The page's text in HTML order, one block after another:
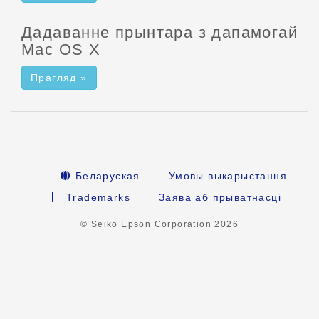
Дадаванне прынтара з дапамогай
Mac OS X
Прагляд »
Беларуская
Умовы выкарыстання
Trademarks
Заява аб прыватнасці
© Seiko Epson Corporation2026